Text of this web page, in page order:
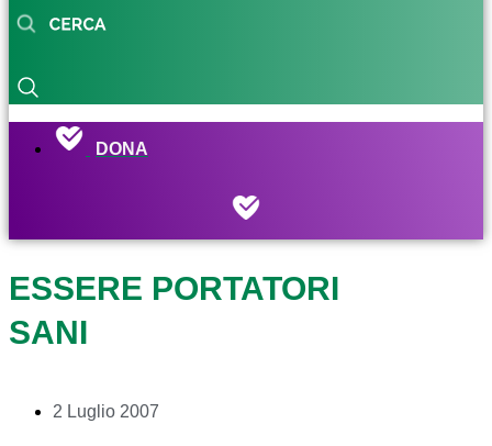
DONA
ESSERE PORTATORI
SANI
2 Luglio 2007